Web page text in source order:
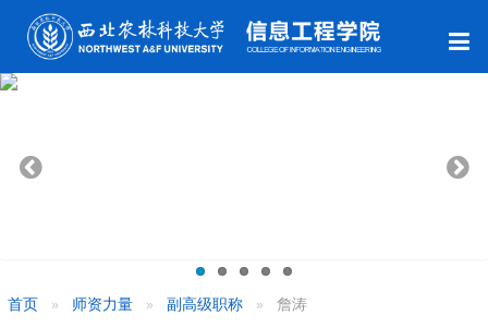
首页 师资力量 副高级职称 詹涛